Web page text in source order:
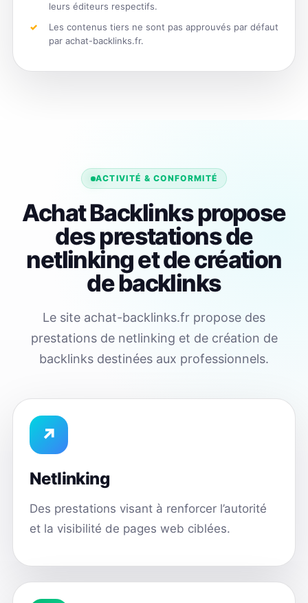
leurs éditeurs respectifs.
Les contenus tiers ne sont pas approuvés par défaut
par achat-backlinks.fr.
ACTIVITÉ & CONFORMITÉ
Achat Backlinks propose
des prestations de
netlinking et de création
de backlinks
Le site achat-backlinks.fr propose des
prestations de netlinking et de création de
backlinks destinées aux professionnels.
↗
Netlinking
Des prestations visant à renforcer l’autorité
et la visibilité de pages web ciblées.